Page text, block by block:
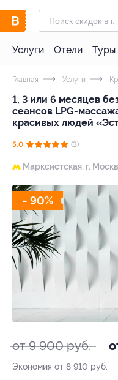
Услуги Отели Туры
Главная Услуги
1, 3 или 6 месяцев
сеансов LPG-
красивых людей
5.0 (3)
Марксистская, г.
- 90%
от 9 900 руб.
Экономия от 8 910 руб.